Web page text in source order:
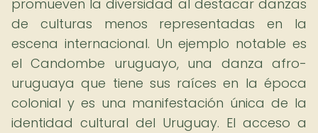
promueven la diversidad al destacar danzas
de culturas menos representadas en la
escena internacional. Un ejemplo notable es
el Candombe uruguayo, una danza afro-
uruguaya que tiene sus raíces en la época
colonial y es una manifestación única de la
identidad cultural del Uruguay. El acceso a